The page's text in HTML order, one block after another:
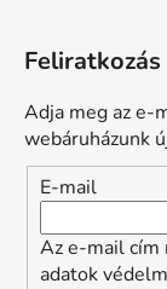
Adja meg az e-
webáruházunk
E-mail
Az e-mail cím
adatok